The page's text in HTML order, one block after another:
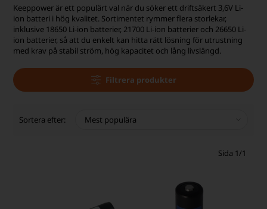
Fasta låga priser
Tel. är stängd vecka 27–32
Bra Trustscore
Keeppower är ett populärt val när du söker ett driftsäkert 3,6V Li-
ion batteri i hög kvalitet. Sortimentet rymmer flera storlekar,
inklusive 18650 Li-ion batterier, 21700 Li-ion batterier och 26650 Li-
ion batterier, så att du enkelt kan hitta rätt lösning för utrustning
med krav på stabil ström, hög kapacitet och lång livslängd.
Filtrera produkter
Sortera efter:
Sida 1/1